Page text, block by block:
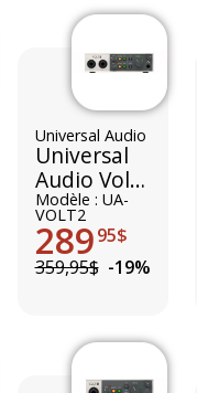
Universal Audio
Universal
Audio Volt
2
Modèle : UA-
VOLT2
28995$
359,95$ -19%